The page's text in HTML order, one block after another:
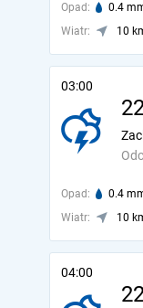
Opad: 0.4
Wiatr:
10
03:00
Opad: 0.4
Wiatr:
10
04:00